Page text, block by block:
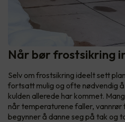
Når bør frostsikring
Selv om frostsikring ideelt sett
fortsatt mulig og ofte nødvendig
kulden allerede har kommet.
når temperaturene faller,
begynner å danne seg på tak og